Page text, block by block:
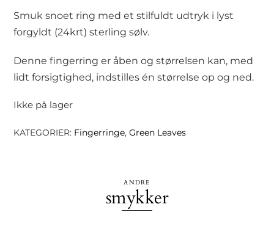
Smuk snoet ring med et stilfuldt udtryk i lyst
forgyldt (24krt) sterling sølv.
Denne fingerring er åben og størrelsen kan, med
lidt forsigtighed, indstilles én størrelse op og ned.
Ikke på lager
KATEGORIER: Fingerringe,Green Leaves
ANDRE
smykker